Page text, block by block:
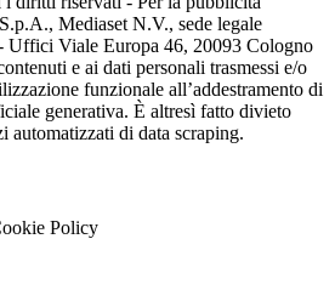
Mediaset N.V., sede legale
Uffici Viale Europa 46, 20093 Cologno
e ai dati personali trasmessi e/o
funzionale all’addestramento di
generativa. È altresì fatto divieto
automatizzati di data scraping.
Policy